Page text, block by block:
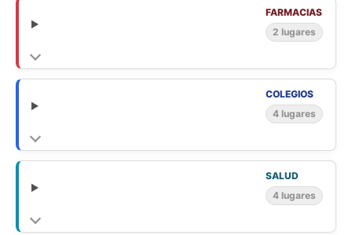
FARMACIAS
2 lugares
COLEGIOS
4 lugares
SALUD
4 lugares